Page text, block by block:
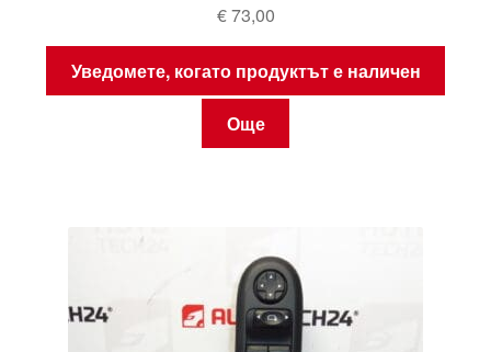
€73,00
Уведомете, когато продуктът е наличен
Още